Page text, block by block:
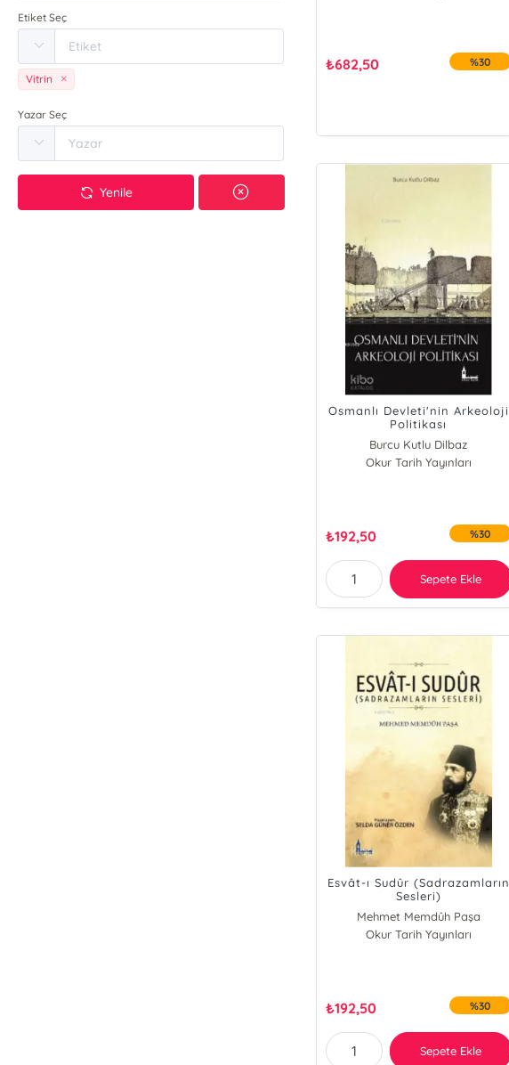
Etiket Seç
Vitrin
Yazar Seç
Yenile
₺682,50 %30
Osmanlı Devleti'nin Arkeoloji
Politikası
Burcu Kutlu Dilbaz
Okur Tarih Yayınları
₺192,50 %30
Sepete Ekle
Esvât-ı Sudûr (Sadrazamların
Sesleri)
Mehmet Memdûh Paşa
Okur Tarih Yayınları
₺192,50 %30
Sepete Ekle